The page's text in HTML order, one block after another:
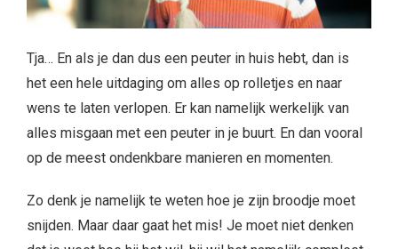
Tja… En als je dan dus een peuter in huis hebt, dan is
het een hele uitdaging om alles op rolletjes en naar
wens te laten verlopen. Er kan namelijk werkelijk van
alles misgaan met een peuter in je buurt. En dan vooral
op de meest ondenkbare manieren en momenten.
Zo denk je namelijk te weten hoe je zijn broodje moet
snijden. Maar daar gaat het mis! Je moet niet denken